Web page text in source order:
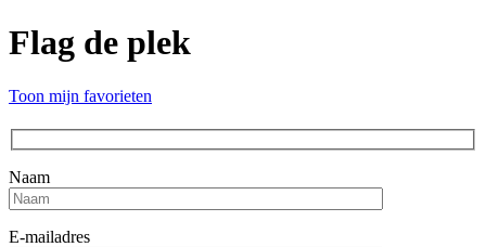
Flag de plek
Toon mijn favorieten
Naam
E-mailadres